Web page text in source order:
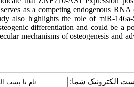
as a competing endogenous
also highlights the role of miR-
differentiation and could be a
mechanisms of osteogenesis and
الکترونیک شما: